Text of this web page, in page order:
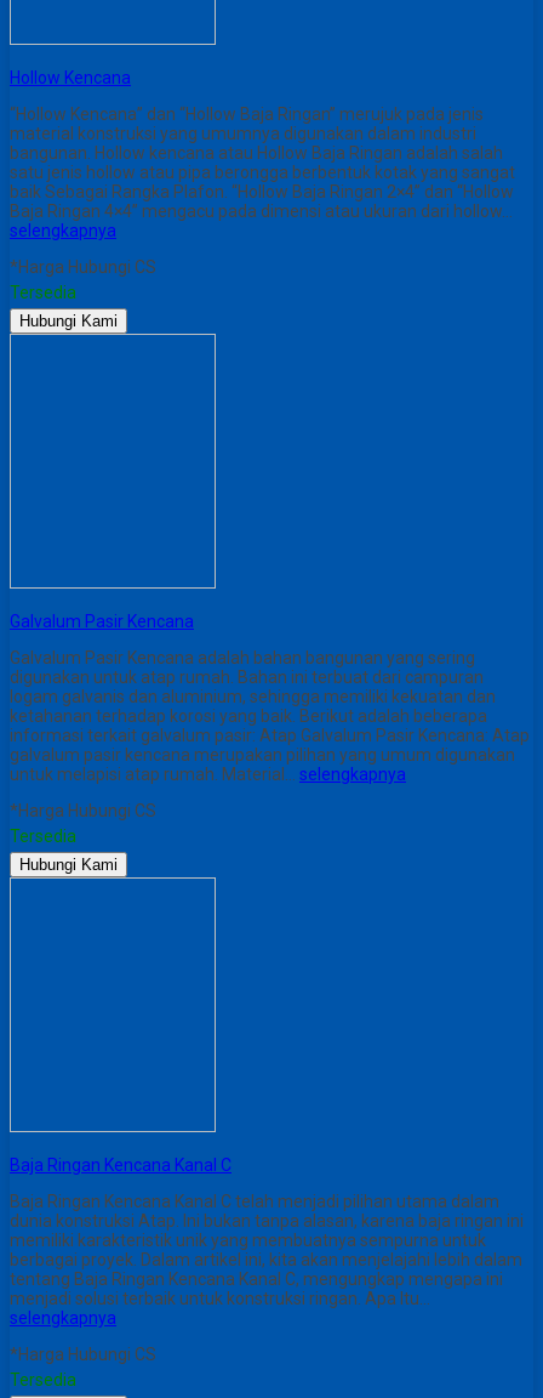
Hollow Kencana
“Hollow Kencana” dan “Hollow Baja Ringan” merujuk pada jenis
material konstruksi yang umumnya digunakan dalam industri
bangunan. Hollow kencana atau Hollow Baja Ringan adalah salah
satu jenis hollow atau pipa berongga berbentuk kotak yang sangat
baik Sebagai Rangka Plafon. “Hollow Baja Ringan 2×4” dan “Hollow
Baja Ringan 4×4” mengacu pada dimensi atau ukuran dari hollow…
selengkapnya
*Harga Hubungi CS
Tersedia
Hubungi Kami
Galvalum Pasir Kencana
Galvalum Pasir Kencana adalah bahan bangunan yang sering
digunakan untuk atap rumah. Bahan ini terbuat dari campuran
logam galvanis dan aluminium, sehingga memiliki kekuatan dan
ketahanan terhadap korosi yang baik. Berikut adalah beberapa
informasi terkait galvalum pasir: Atap Galvalum Pasir Kencana: Atap
galvalum pasir kencana merupakan pilihan yang umum digunakan
untuk melapisi atap rumah. Material… selengkapnya
*Harga Hubungi CS
Tersedia
Hubungi Kami
Baja Ringan Kencana Kanal C
Baja Ringan Kencana Kanal C telah menjadi pilihan utama dalam
dunia konstruksi Atap. Ini bukan tanpa alasan, karena baja ringan ini
memiliki karakteristik unik yang membuatnya sempurna untuk
berbagai proyek. Dalam artikel ini, kita akan menjelajahi lebih dalam
tentang Baja Ringan Kencana Kanal C, mengungkap mengapa ini
menjadi solusi terbaik untuk konstruksi ringan. Apa Itu…
selengkapnya
*Harga Hubungi CS
Tersedia